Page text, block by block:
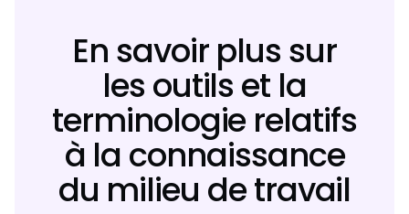
En savoir plus sur
les outils et la
terminologie relatifs
à la connaissance
du milieu de travail